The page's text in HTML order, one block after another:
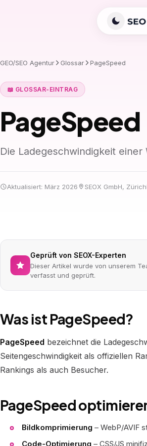
GEO/SEO Agentur Glossar PageSpeed
📖 GLOSSAR-EINTRAG
PageSpeed
Die Ladegeschwindigkeit
Aktualisiert: März 2026 SEOX GmbH, Zürich
Geprüft von SEOX-Experten
Dieser Artikel wurde von unserem
verfasst und geprüft.
Was ist PageSpeed?
PageSpeed bezeichnet die
Seitengeschwindigkeit als offiziellen
Rankings als auch Besucher.
PageSpeed
Bildkomprimierung – WebP/AVIF
Code-Optimierung – CSS/JS